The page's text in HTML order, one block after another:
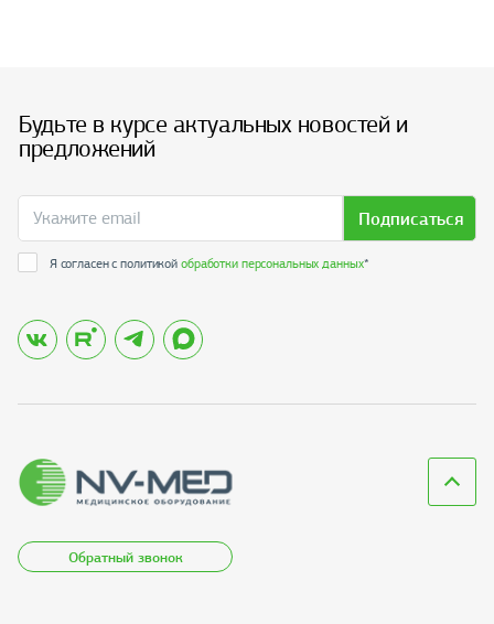
Будьте в курсе актуальных новостей и
предложений
Подписаться
Я согласен с политикойобработки персональных данных*
Обратный звонок